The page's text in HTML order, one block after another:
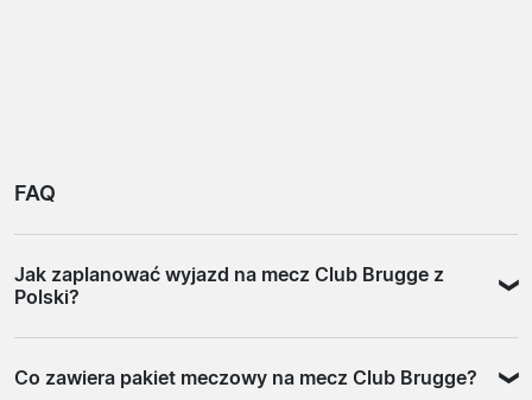
FAQ
Jak zaplanować wyjazd na mecz Club Brugge z
Polski?
jako krótki trip dwa lub trzy dni wystarczą, żeby
Co zawiera pakiet meczowy na mecz Club Brugge?